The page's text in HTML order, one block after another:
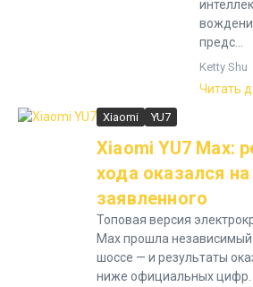
предс...
Ketty Shu
Читать
Xiaomi YU7
Xiaomi YU7 Max:
хода оказался
заявленного
Топовая версия
Max прошла независимый
шоссе — и результаты
ниже официальных